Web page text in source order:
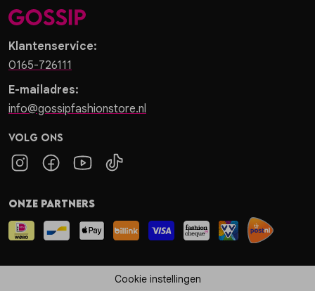
Klantenservice:
0165-726111
E-mailadres:
info@gossipfashionstore.nl
Volg ons
Onze partners
Cookie instellingen